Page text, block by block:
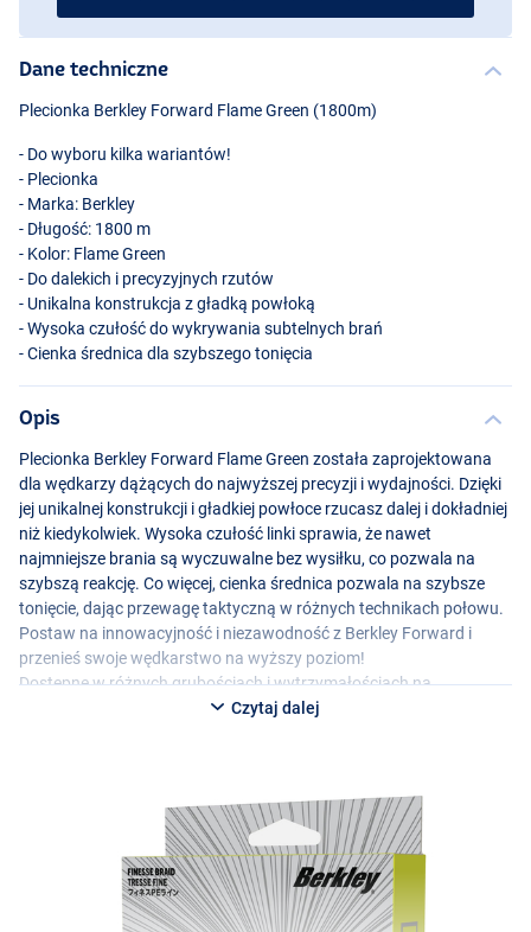
Dane techniczne
Plecionka Berkley Forward Flame Green (1800m)
- Do wyboru kilka wariantów!
- Plecionka
- Marka: Berkley
- Długość: 1800 m
- Kolor: Flame Green
- Do dalekich i precyzyjnych rzutów
- Unikalna konstrukcja z gładką powłoką
- Wysoka czułość do wykrywania subtelnych brań
- Cienka średnica dla szybszego tonięcia
Opis
Plecionka Berkley Forward Flame Green została zaprojektowana
dla wędkarzy dążących do najwyższej precyzji i wydajności. Dzięki
jej unikalnej konstrukcji i gładkiej powłoce rzucasz dalej i dokładniej
niż kiedykolwiek. Wysoka czułość linki sprawia, że nawet
najmniejsze brania są wyczuwalne bez wysiłku, co pozwala na
szybszą reakcję. Co więcej, cienka średnica pozwala na szybsze
tonięcie, dając przewagę taktyczną w różnych technikach połowu.
Postaw na innowacyjność i niezawodność z Berkley Forward i
przenieś swoje wędkarstwo na wyższy poziom!
Dostępne w różnych grubościach i wytrzymałościach na
Czytaj dalej